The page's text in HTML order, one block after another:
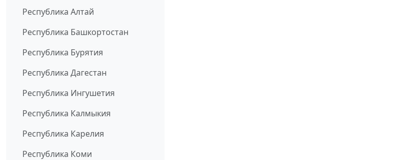
Республика Алтай
Республика Башкортостан
Республика Бурятия
Республика Дагестан
Республика Ингушетия
Республика Калмыкия
Республика Карелия
Республика Коми